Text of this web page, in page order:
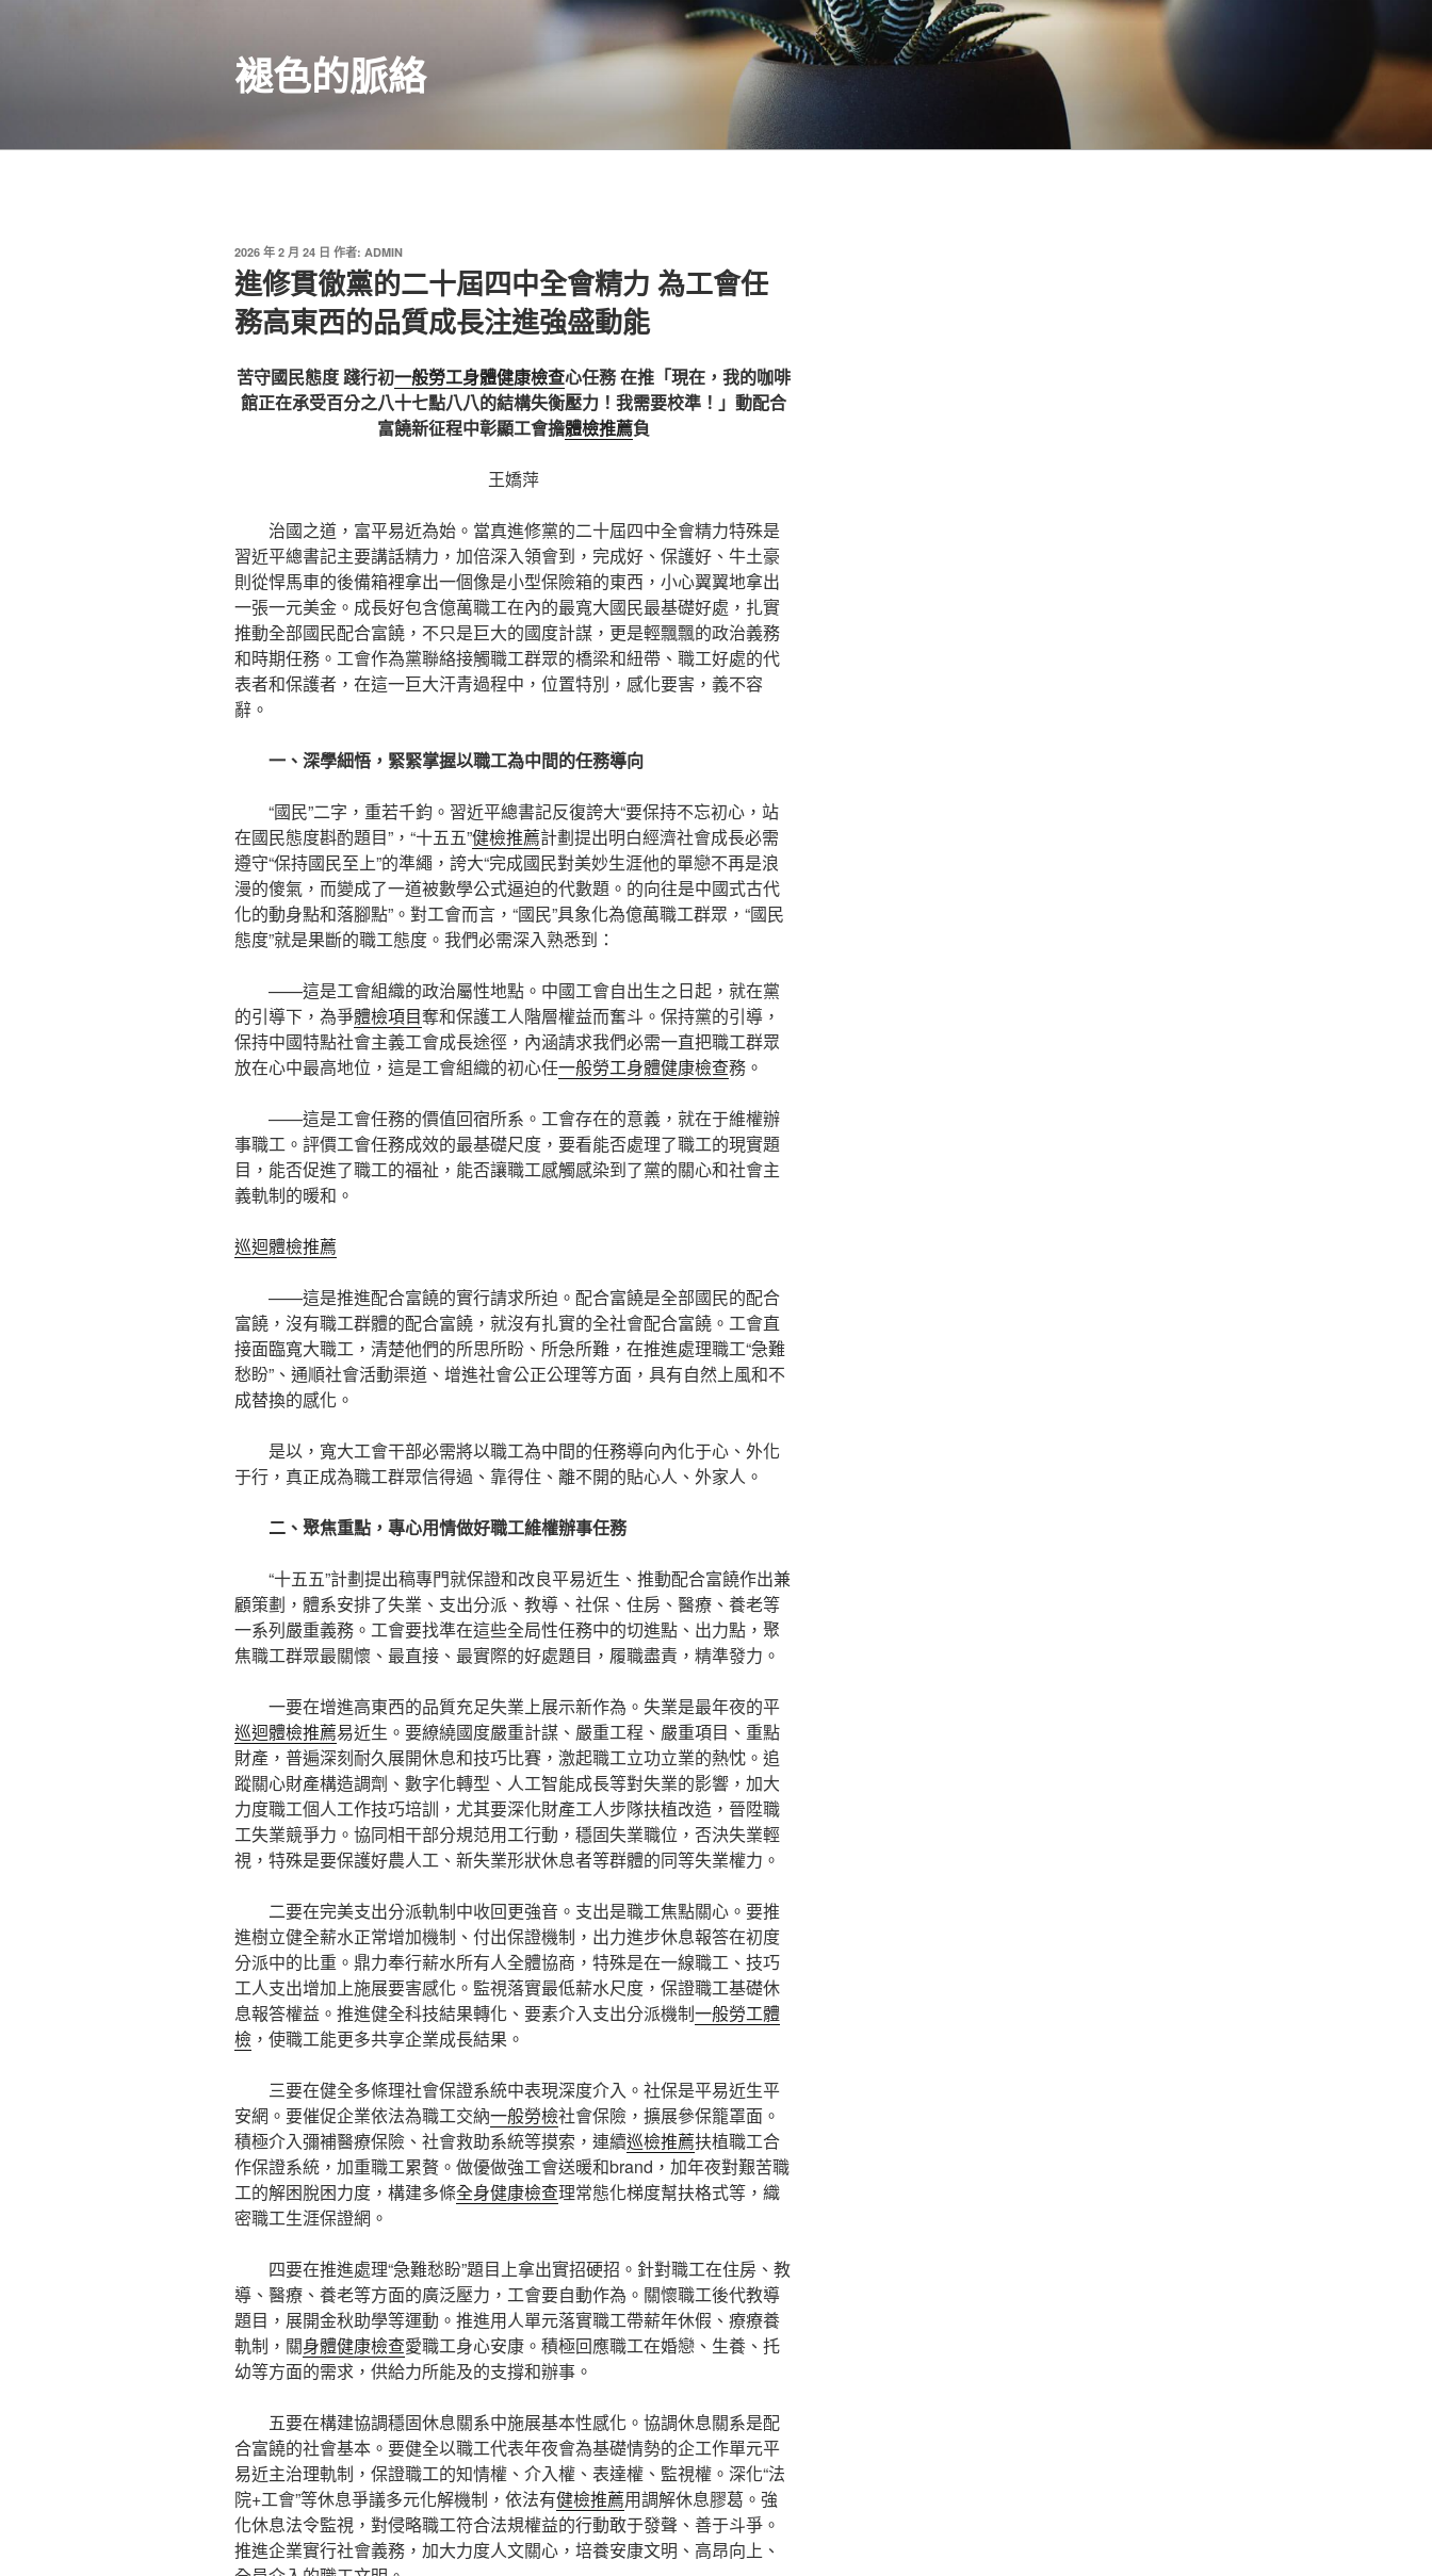
褪色的脈絡
發
佈
於
2026 年 2 月 24 日 作者: ADMIN
進修貫徹黨的二十屆四中全會精力 為工會任
務高東西的品質成長注進強盛動能
苦守國民態度 踐行初一般勞工身體健康檢查心任務 在推「現在，我的咖啡
館正在承受百分之八十七點八八的結構失衡壓力！我需要校準！」動配合
富饒新征程中彰顯工會擔體檢推薦負
王嬌萍
治國之道，富平易近為始。當真進修黨的二十屆四中全會精力特殊是
習近平總書記主要講話精力，加倍深入領會到，完成好、保護好、牛土豪
則從悍馬車的後備箱裡拿出一個像是小型保險箱的東西，小心翼翼地拿出
一張一元美金。成長好包含億萬職工在內的最寬大國民最基礎好處，扎實
推動全部國民配合富饒，不只是巨大的國度計謀，更是輕飄飄的政治義務
和時期任務。工會作為黨聯絡接觸職工群眾的橋梁和紐帶、職工好處的代
表者和保護者，在這一巨大汗青過程中，位置特別，感化要害，義不容
辭。
一、深學細悟，緊緊掌握以職工為中間的任務導向
“國民”二字，重若千鈞。習近平總書記反復誇大“要保持不忘初心，站
在國民態度斟酌題目”，“十五五”健檢推薦計劃提出明白經濟社會成長必需
遵守“保持國民至上”的準繩，誇大“完成國民對美妙生涯他的單戀不再是浪
漫的傻氣，而變成了一道被數學公式逼迫的代數題。的向往是中國式古代
化的動身點和落腳點”。對工會而言，“國民”具象化為億萬職工群眾，“國民
態度”就是果斷的職工態度。我們必需深入熟悉到：
——這是工會組織的政治屬性地點。中國工會自出生之日起，就在黨
的引導下，為爭體檢項目奪和保護工人階層權益而奮斗。保持黨的引導，
保持中國特點社會主義工會成長途徑，內涵請求我們必需一直把職工群眾
放在心中最高地位，這是工會組織的初心任一般勞工身體健康檢查務。
——這是工會任務的價值回宿所系。工會存在的意義，就在于維權辦
事職工。評價工會任務成效的最基礎尺度，要看能否處理了職工的現實題
目，能否促進了職工的福祉，能否讓職工感觸感染到了黨的關心和社會主
義軌制的暖和。
巡迴體檢推薦
——這是推進配合富饒的實行請求所迫。配合富饒是全部國民的配合
富饒，沒有職工群體的配合富饒，就沒有扎實的全社會配合富饒。工會直
接面臨寬大職工，清楚他們的所思所盼、所急所難，在推進處理職工“急難
愁盼”、通順社會活動渠道、增進社會公正公理等方面，具有自然上風和不
成替換的感化。
是以，寬大工會干部必需將以職工為中間的任務導向內化于心、外化
于行，真正成為職工群眾信得過、靠得住、離不開的貼心人、外家人。
二、聚焦重點，專心用情做好職工維權辦事任務
“十五五”計劃提出稿專門就保證和改良平易近生、推動配合富饒作出兼
顧策劃，體系安排了失業、支出分派、教導、社保、住房、醫療、養老等
一系列嚴重義務。工會要找準在這些全局性任務中的切進點、出力點，聚
焦職工群眾最關懷、最直接、最實際的好處題目，履職盡責，精準發力。
一要在增進高東西的品質充足失業上展示新作為。失業是最年夜的平
巡迴體檢推薦易近生。要繚繞國度嚴重計謀、嚴重工程、嚴重項目、重點
財產，普遍深刻耐久展開休息和技巧比賽，激起職工立功立業的熱忱。追
蹤關心財產構造調劑、數字化轉型、人工智能成長等對失業的影響，加大
力度職工個人工作技巧培訓，尤其要深化財產工人步隊扶植改造，晉陞職
工失業競爭力。協同相干部分規范用工行動，穩固失業職位，否決失業輕
視，特殊是要保護好農人工、新失業形狀休息者等群體的同等失業權力。
二要在完美支出分派軌制中收回更強音。支出是職工焦點關心。要推
進樹立健全薪水正常增加機制、付出保證機制，出力進步休息報答在初度
分派中的比重。鼎力奉行薪水所有人全體協商，特殊是在一線職工、技巧
工人支出增加上施展要害感化。監視落實最低薪水尺度，保證職工基礎休
息報答權益。推進健全科技結果轉化、要素介入支出分派機制一般勞工體
檢 ，使職工能更多共享企業成長結果。
三要在健全多條理社會保證系統中表現深度介入。社保是平易近生平
安網。要催促企業依法為職工交納一般勞檢社會保險，擴展參保籠罩面。
積極介入彌補醫療保險、社會救助系統等摸索，連續巡檢推薦扶植職工合
作保證系統，加重職工累贅。做優做強工會送暖和brand，加年夜對艱苦職
工的解困脫困力度，構建多條全身健康檢查理常態化梯度幫扶格式等，織
密職工生涯保證網。
四要在推進處理“急難愁盼”題目上拿出實招硬招。針對職工在住房、教
導、醫療、養老等方面的廣泛壓力，工會要自動作為。關懷職工後代教導
題目，展開金秋助學等運動。推進用人單元落實職工帶薪年休假、療療養
軌制，關身體健康檢查愛職工身心安康。積極回應職工在婚戀、生養、托
幼等方面的需求，供給力所能及的支撐和辦事。
五要在構建協調穩固休息關系中施展基本性感化。協調休息關系是配
合富饒的社會基本。要健全以職工代表年夜會為基礎情勢的企工作單元平
易近主治理軌制，保證職工的知情權、介入權、表達權、監視權。深化“法
院+工會”等休息爭議多元化解機制，依法有健檢推薦用調解休息膠葛。強
化休息法令監視，對侵略職工符合法規權益的行動敢于發聲、善于斗爭。
推進企業實行社會義務，加大力度人文關心，培養安康文明、高昂向上、